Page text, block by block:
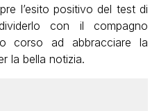
l’esito positivo del test di
con il compagno
corso ad abbracciare la
la bella notizia.